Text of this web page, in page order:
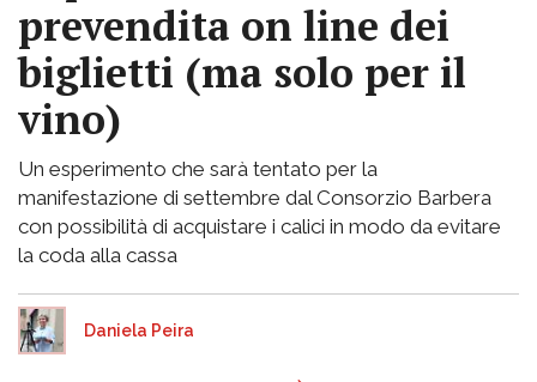
prevendita on line dei
biglietti (ma solo per il
vino)
Un esperimento che sarà tentato per la
manifestazione di settembre dal Consorzio Barbera
con possibilità di acquistare i calici in modo da evitare
la coda alla cassa
Daniela Peira